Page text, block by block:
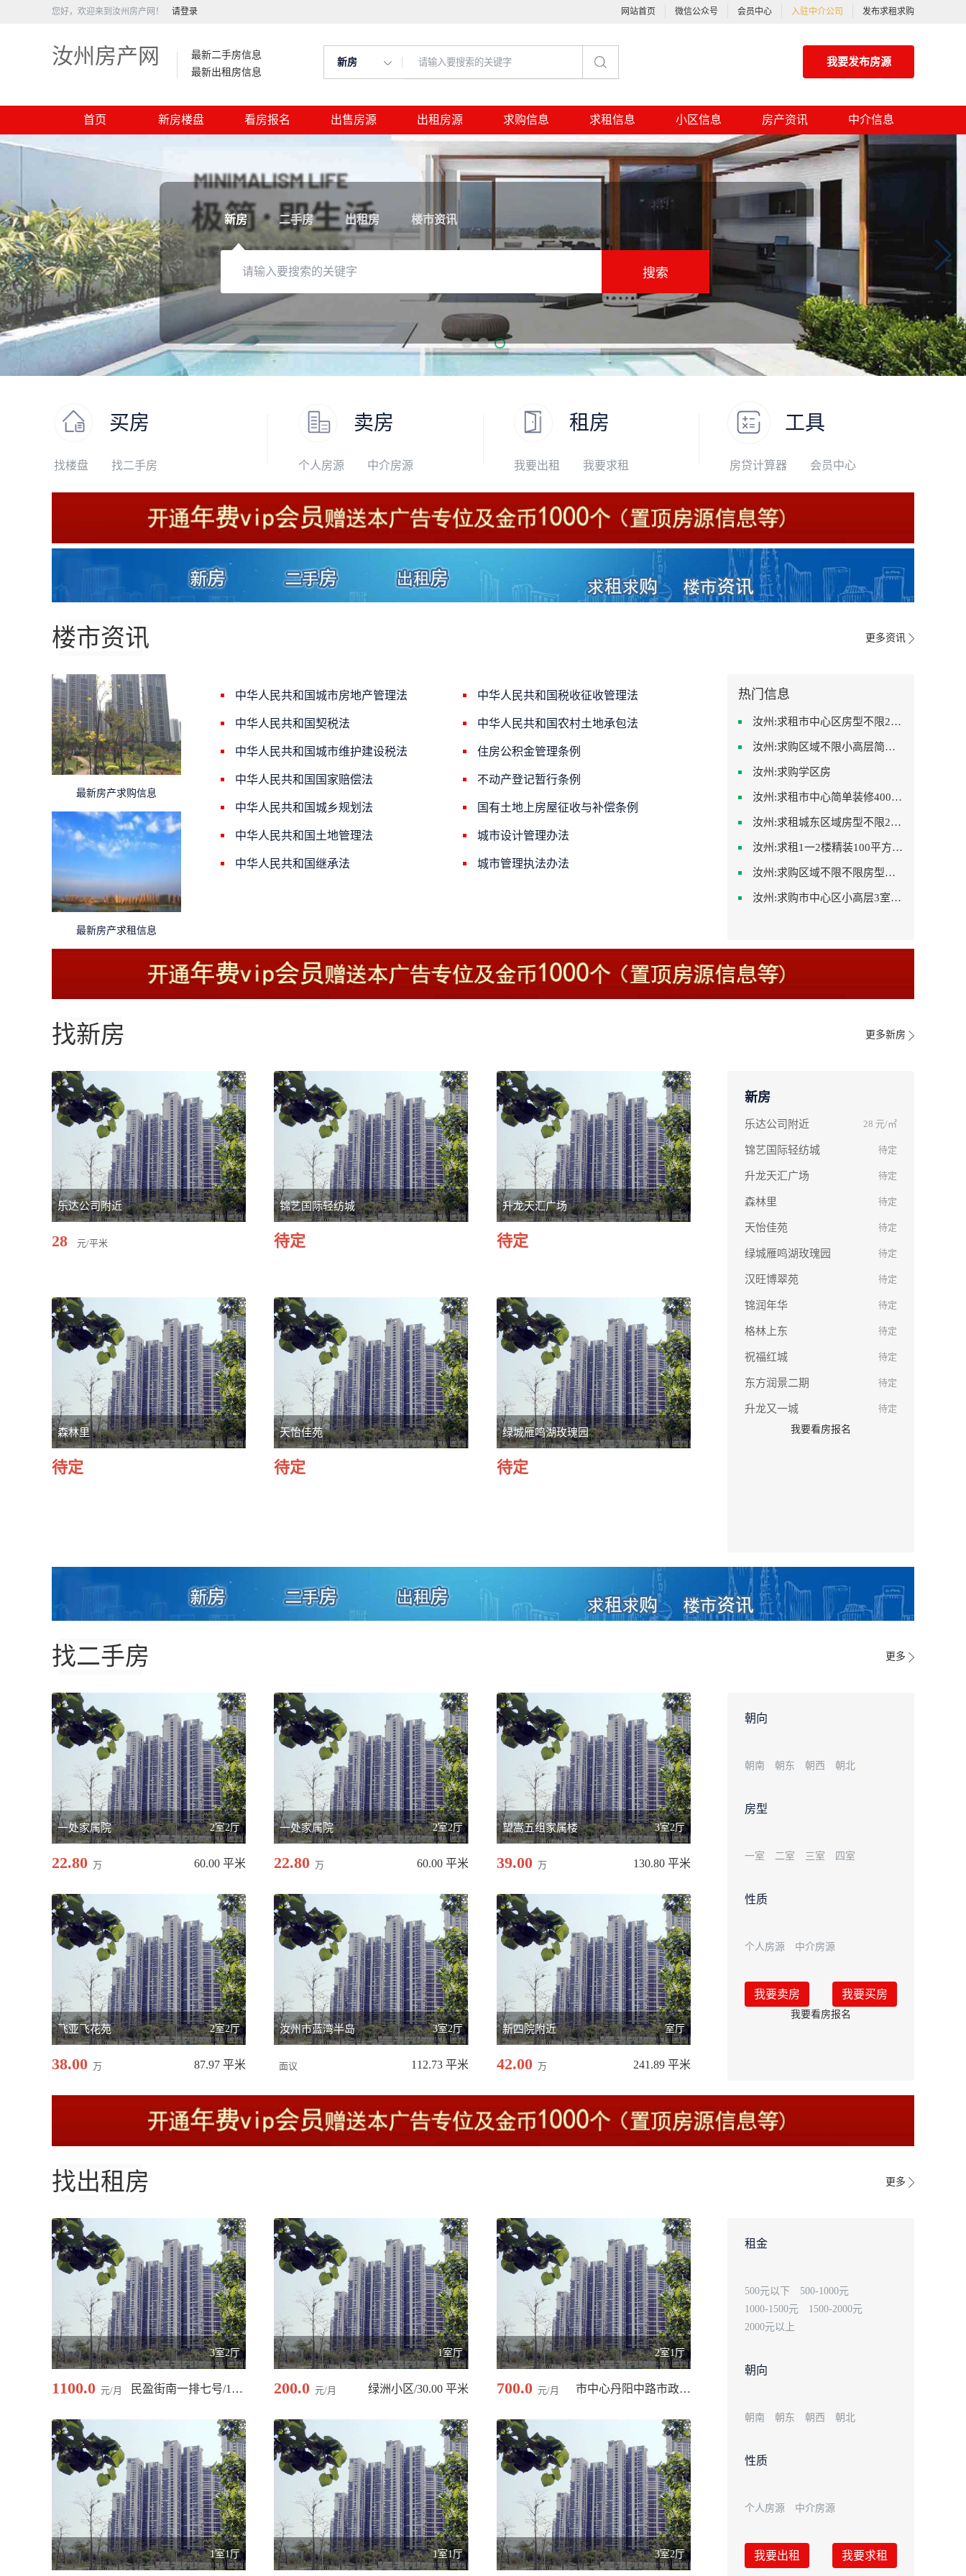
您好，欢迎来到汝州房产网！ 请登录 网站首页 微信公众号 会员中心 入驻中介公司 发布求租求购
汝州房产网
最新二手房信息
最新出租房信息
新房 我要发布房源
首页 新房楼盘 看房报名 出售房源 出租房源 求购信息 求租信息 小区信息 房产资讯 中介信息
新房 二手房 出租房 楼市资讯
搜索
买房
找楼盘 找二手房
卖房
个人房源 中介房源
租房
我要出租 我要求租
工具
房贷计算器 会员中心
楼市资讯 更多资讯
最新房产求购信息
最新房产求租信息
中华人民共和国城市房地产管理法
中华人民共和国契税法
中华人民共和国城市维护建设税法
中华人民共和国国家赔偿法
中华人民共和国城乡规划法
中华人民共和国土地管理法
中华人民共和国继承法
中华人民共和国税收征收管理法
中华人民共和国农村土地承包法
住房公积金管理条例
不动产登记暂行条例
国有土地上房屋征收与补偿条例
城市设计管理办法
城市管理执法办法
热门信息
汝州:求租市中心区房型不限2室1厅中档装修
汝州:求购区域不限小高层简单装修
汝州:求购学区房
汝州:求租市中心简单装修400-500
汝州:求租城东区域房型不限2室2卫装修不限2000
汝州:求租1一2楼精装100平方里面基本设备不要
汝州:求购区域不限不限房型不限两室一厅简单装修
汝州:求购市中心区小高层3室精致装修
找新房 更多新房
乐达公司附近
28 元/平米
锦艺国际轻纺城
待定
升龙天汇广场
待定
森林里
待定
天怡佳苑
待定
绿城雁鸣湖玫瑰园
待定
新房
乐达公司附近 28 元/㎡
锦艺国际轻纺城 待定
升龙天汇广场 待定
森林里 待定
天怡佳苑 待定
绿城雁鸣湖玫瑰园 待定
汉旺博翠苑 待定
锦润年华 待定
格林上东 待定
祝福红城 待定
东方润景二期 待定
升龙又一城
待定
我要看房报名
找二手房 更多
一处家属院 2室2厅
22.80 万 60.00 平米
一处家属院 2室2厅
22.80 万 60.00 平米
望嵩五组家属楼 3室2厅
39.00 万 130.80 平米
飞亚飞花苑 2室2厅
38.00 万 87.97 平米
汝州市蓝湾半岛 3室2厅
面议 112.73 平米
新四院附近 室厅
42.00 万 241.89 平米
朝向
朝南 朝东 朝西 朝北
房型
一室 二室 三室 四室
性质
个人房源 中介房源
我要卖房 我要买房
我要看房报名
找出租房 更多
3室2厅
1100.0 元/月 民盈街南一排七号/135.00 平米
1室厅
200.0 元/月 绿洲小区/30.00 平米
2室1厅
700.0 元/月 市中心丹阳中路市政府/90.00 平米
1室1厅 1室1厅 3室2厅
租金
500元以下
500-1000元
1000-1500元
1500-2000元
2000元以上
朝向
朝南 朝东 朝西 朝北
性质
个人房源 中介房源
我要出租 我要求租